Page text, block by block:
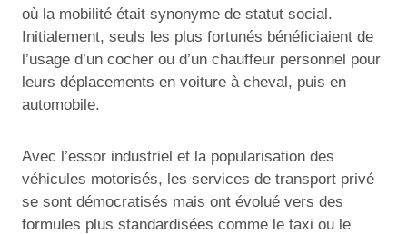
où la mobilité était synonyme de statut social.
Initialement, seuls les plus fortunés bénéficiaient de
l’usage d’un cocher ou d’un chauffeur personnel pour
leurs déplacements en voiture à cheval, puis en
automobile.
Avec l’essor industriel et la popularisation des
véhicules motorisés, les services de transport privé
se sont démocratisés mais ont évolué vers des
formules plus standardisées comme le taxi ou le